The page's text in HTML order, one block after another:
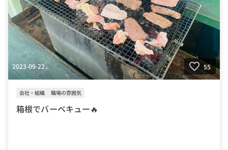
2023-09-22 55
会社・組織 職場の雰囲気
箱根でバーベキュー🔥